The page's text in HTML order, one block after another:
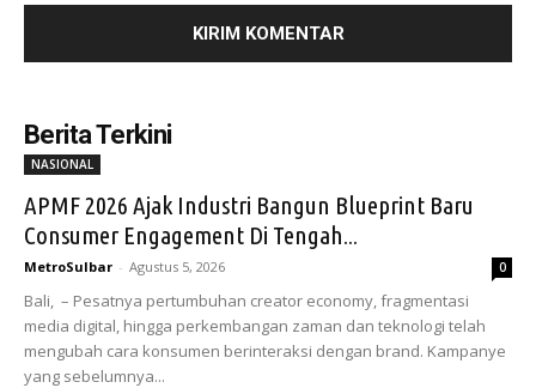
Berita Terkini
NASIONAL
APMF 2026 Ajak Industri Bangun Blueprint Baru
Consumer Engagement Di Tengah...
MetroSulbar - Agustus 5, 2026 0
Bali, – Pesatnya pertumbuhan creator economy, fragmentasi
media digital, hingga perkembangan zaman dan teknologi telah
mengubah cara konsumen berinteraksi dengan brand. Kampanye
yang sebelumnya...